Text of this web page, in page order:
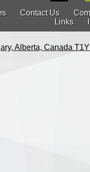
Contact Us
Links
Alberta, Canada